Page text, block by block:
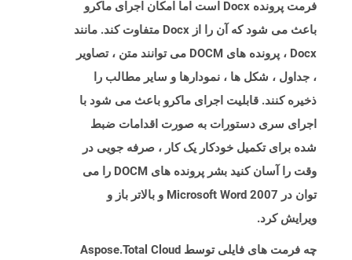
فرمت پرونده Docx است اما امکان اجرای ماکرو
باعث می شود که آن را از Docx متفاوت کند. مانند
Docx ، پرونده های DOCM می توانند متن ، تصاویر
، جداول ، شکل ها ، نمودارها و سایر مطالب را
ذخیره کنند. قابلیت اجرای ماکرو باعث می شود با
اجرای سری دستورات به صورت اقدامات ضبط
شده برای تکمیل خودکار یک کار ، صرفه جویی در
وقت را آسان کنید بشر پرونده های DOCM را می
توان در Microsoft Word 2007 و بالاتر باز و
ویرایش کرد.
چه فرمت های فایلی توسط Aspose.Total Cloud